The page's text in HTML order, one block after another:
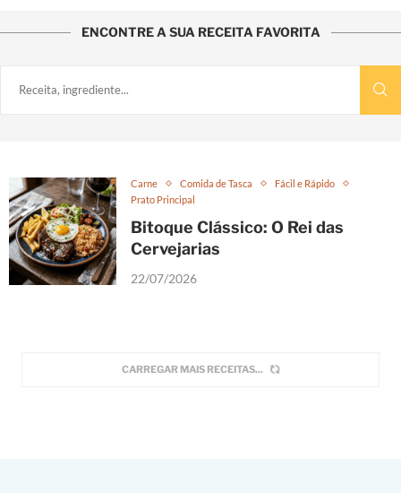
ENCONTRE A SUA RECEITA FAVORITA
Carne Comida de Tasca
Fácil e Rápido
Prato Principal
Bitoque Clássico: O Rei das
Cervejarias
22/07/2026
CARREGAR MAIS RECEITAS